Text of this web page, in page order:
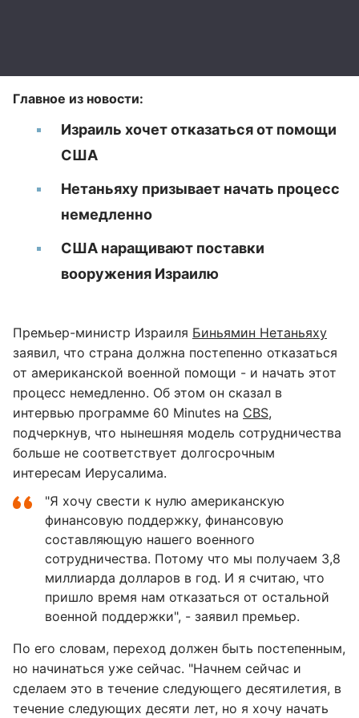
Главное из новости:
Израиль хочет отказаться от помощи
США
Нетаньяху призывает начать процесс
немедленно
США наращивают поставки
вооружения Израилю
Премьер-министр Израиля Биньямин Нетаньяху
заявил, что страна должна постепенно отказаться
от американской военной помощи - и начать этот
процесс немедленно. Об этом он сказал в
интервью программе 60 Minutes на CBS,
подчеркнув, что нынешняя модель сотрудничества
больше не соответствует долгосрочным
интересам Иерусалима.
"Я хочу свести к нулю американскую
финансовую поддержку, финансовую
составляющую нашего военного
сотрудничества. Потому что мы получаем 3,8
миллиарда долларов в год. И я считаю, что
пришло время нам отказаться от остальной
военной поддержки", - заявил премьер.
По его словам, переход должен быть постепенным,
но начинаться уже сейчас. "Начнем сейчас и
сделаем это в течение следующего десятилетия, в
течение следующих десяти лет, но я хочу начать